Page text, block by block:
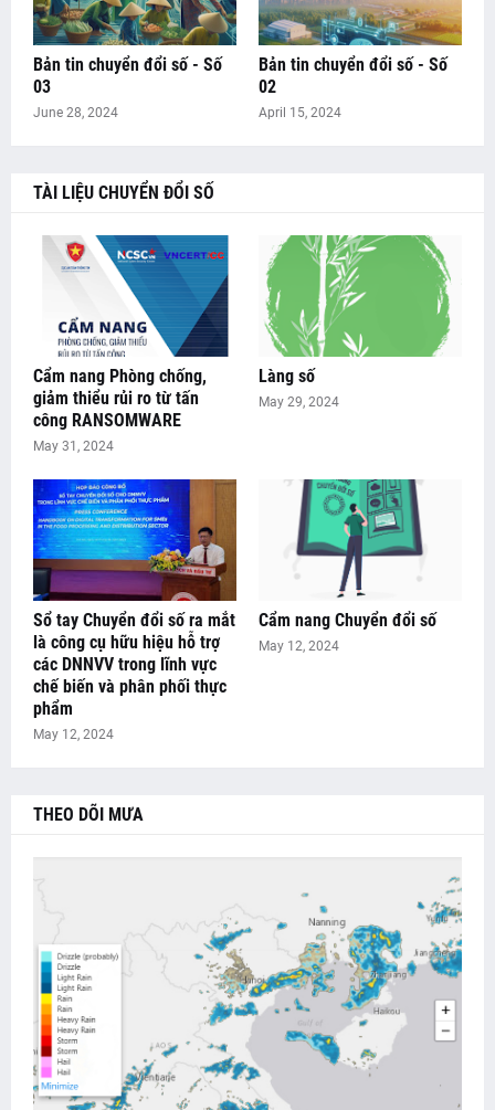
Bản tin chuyển đổi số - Số
03
June 28, 2024
Bản tin chuyển đổi số - Số
02
April 15, 2024
TÀI LIỆU CHUYỂN ĐỔI SỐ
Cẩm nang Phòng chống,
giảm thiểu rủi ro từ tấn
công RANSOMWARE
May 31, 2024
Làng số
May 29, 2024
Sổ tay Chuyển đổi số ra mắt
là công cụ hữu hiệu hỗ trợ
các DNNVV trong lĩnh vực
chế biến và phân phối thực
phẩm
May 12, 2024
Cẩm nang Chuyển đổi số
May 12, 2024
THEO DÕI MƯA